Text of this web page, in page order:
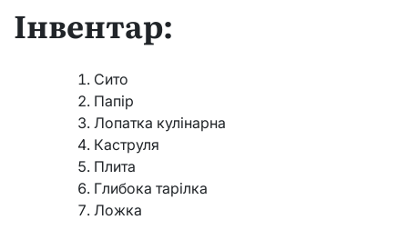
Інвентар:
Сито
Папір
Лопатка кулінарна
Каструля
Плита
Глибока тарілка
Ложка